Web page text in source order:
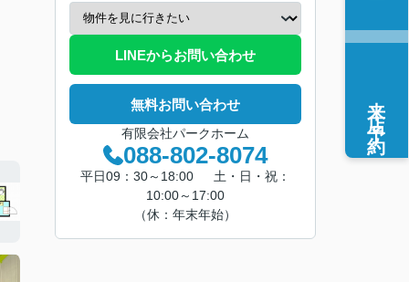
LINEからお問い合わせ
無料お問い合わせ
有限会社パークホーム
088-802-8074
平日09：30～18:00 土・日・祝：
10:00～17:00
（休：年末年始）
来店予約